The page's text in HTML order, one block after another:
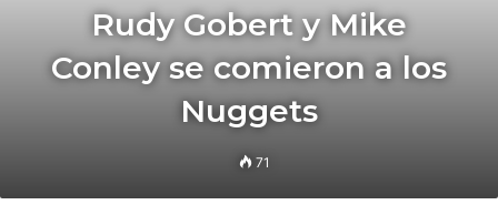
Rudy Gobert y Mike
Conley se comieron a los
Nuggets
71